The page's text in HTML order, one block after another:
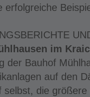
erfolgreiche
im
der Bauhof
auf den
selbst, die